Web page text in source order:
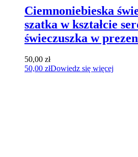
Ciemnoniebieska
szatka w kształcie
świeczuszka w
50,00 zł
50,00 złDowiedz się więcej